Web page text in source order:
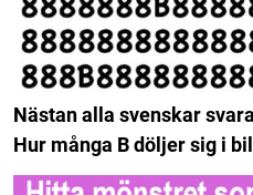
Nästan alla svenskar
Hur många B döljer sig i